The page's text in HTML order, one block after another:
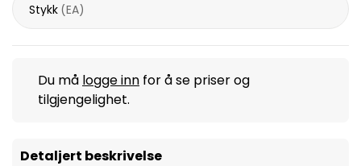
Stykk (EA)
Du må logge inn for å se priser og
tilgjengelighet.
Detaljert beskrivelse